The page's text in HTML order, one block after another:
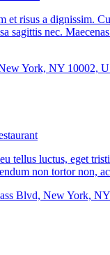
et risus a dignissim.
sagittis nec.
York, NY 10002,
tellus luctus, eget
non tortor non,
Blvd, New York,